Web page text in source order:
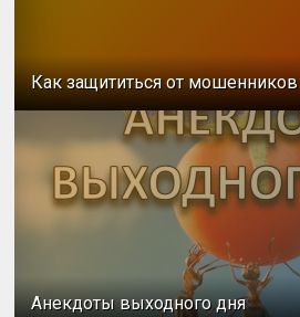
Как защититься от мошенников
Анекдоты выходного дня